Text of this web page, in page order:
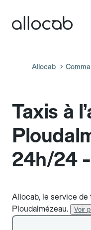
Allocab
Taxis à
24h/24
Allocab, le service
Ploudalmézeau.
Voir